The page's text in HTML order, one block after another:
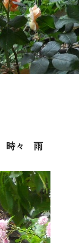
時々 雨